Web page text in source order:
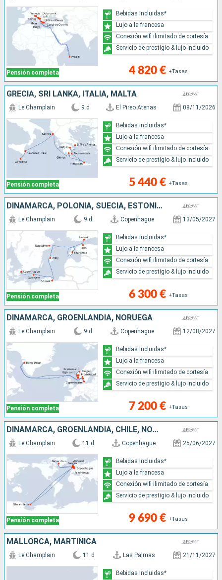
Pensión completa 4 820 € +Tasas
Bebidas Incluidas*
Lujo a la francesa
Conexión wifi ilimitado de cortesía
Servicio de prestigio & lujo incluido
GRECIA, SRI LANKA, ITALIA, MALTA
Pensión completa
Le Champlain 9 d El Pireo Atenas 08/11/2026
5 440 € +Tasas
Bebidas Incluidas*
Lujo a la francesa
Conexión wifi ilimitado de cortesía
Servicio de prestigio & lujo incluido
DINAMARCA, POLONIA, SUECIA, ESTONIA, FINLANDIA
Pensión completa
Le Champlain 9 d Copenhague 13/05/2027
6 300 € +Tasas
Bebidas Incluidas*
Lujo a la francesa
Conexión wifi ilimitado de cortesía
Servicio de prestigio & lujo incluido
DINAMARCA, GROENLANDIA, NORUEGA
Pensión completa
Le Champlain 9 d Copenhague 12/08/2027
7 200 € +Tasas
Bebidas Incluidas*
Lujo a la francesa
Conexión wifi ilimitado de cortesía
Servicio de prestigio & lujo incluido
DINAMARCA, GROENLANDIA, CHILE, NORUEGA
Pensión completa
Le Champlain 11 d Copenhague 25/06/2027
9 690 € +Tasas
Bebidas Incluidas*
Lujo a la francesa
Conexión wifi ilimitado de cortesía
Servicio de prestigio & lujo incluido
MALLORCA, MARTINICA
Le Champlain 11 d Las Palmas 21/11/2027
Bebidas Incluidas*